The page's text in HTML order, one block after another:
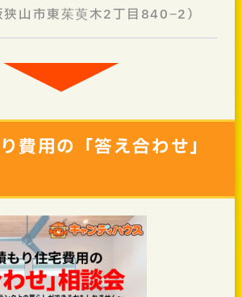
狭山市東茱萸木2丁目840−2）
費用の「答え合わせ」